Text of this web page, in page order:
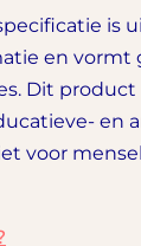
is
en vormt
Dit
en
voor